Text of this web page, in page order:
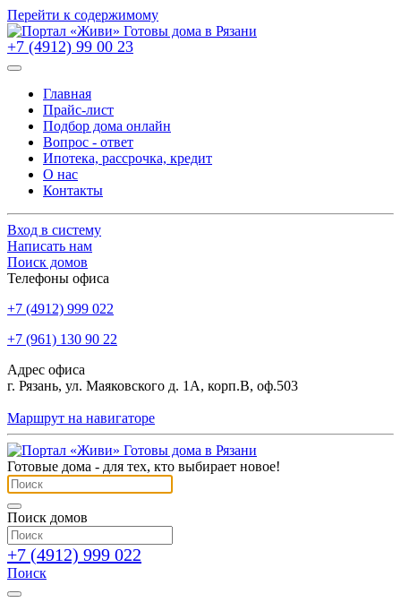
Перейти к содержимому
+7 (4912) 99 00 23
Главная
Прайс-лист
Подбор дома онлайн
Вопрос - ответ
Ипотека, рассрочка, кредит
О нас
Контакты
Вход в систему
Написать нам
Поиск домов
Телефоны офиса
+7 (4912) 999 022
+7 (961) 130 90 22
Адрес офиса
г. Рязань, ул. Маяковского д. 1А, корп.В, оф.503
Маршрут на навигаторе
Готовые дома - для тех, кто выбирает новое!
Поиск домов
+7 (4912) 999 022
Поиск